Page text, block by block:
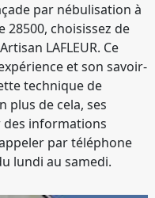
par nébulisation à
28500, choisissez de
LAFLEUR. Ce
et son savoir-
technique de
plus de cela, ses
des informations
par téléphone
lundi au samedi.